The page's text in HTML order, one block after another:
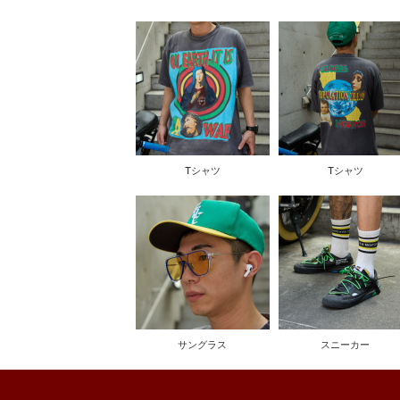
Tシャツ Tシャツ
サングラス スニーカー